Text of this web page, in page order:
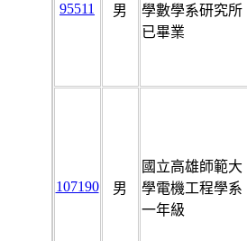
95511 男
學數學系研究所
已畢業
107190 男
國立高雄師範大
學電機工程學系
一年級